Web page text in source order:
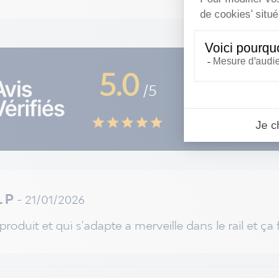
5.0 /5
star star star star star
P - 21/01/2026
et qui s'adapte a merveille dans le rail et